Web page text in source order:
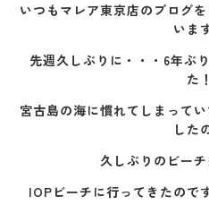
いつもマレア東京店のブログ
いま
先週久しぶりに・・・6年ぶ
た！
宮古島の海に慣れてしまって
した
久しぶりのビーチ
IOPビーチに行ってきたので